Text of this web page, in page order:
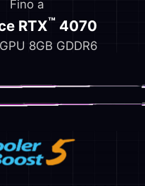
Fino a
RTX™ 4070
8GB GDDR6